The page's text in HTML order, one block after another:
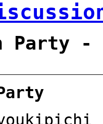
Party -